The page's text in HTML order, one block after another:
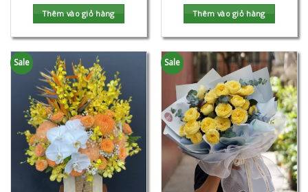
Thêm vào giỏ hàng Thêm vào giỏ hàng
Sale Sale